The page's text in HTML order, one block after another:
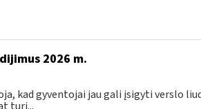
2026 m.
kad gyventojai jau gali įsigyti verslo